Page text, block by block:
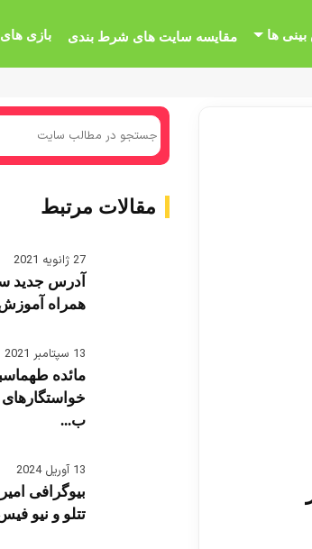
ها مقایسه سایت های شرط بندی بازی های
مقالات مرتبط
27 ژانویه 2021
همراه
13 سپتامبر 2021
مائده
خواستگارهای
ب...
13 آوریل 2024
بیوگرافی
تتلو و نیو